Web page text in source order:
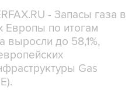
- Запасы газа в
Европы по итогам
выросли до 58,1%,
Gas